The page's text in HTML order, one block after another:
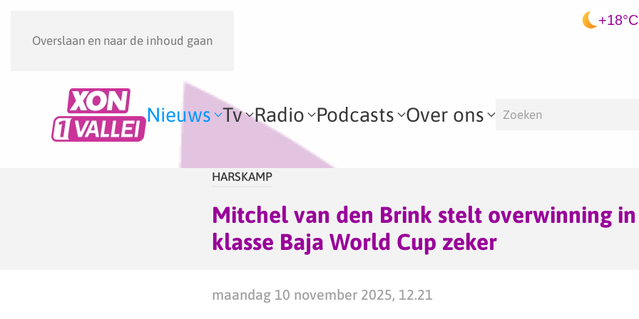
Overslaan en naar de inhoud gaan
+18°C
Nieuws Tv Radio Podcasts Over ons
HARSKAMP
Mitchel van den Brink stelt overwinning in
klasse Baja World Cup zeker
maandag 10 november 2025, 12.21